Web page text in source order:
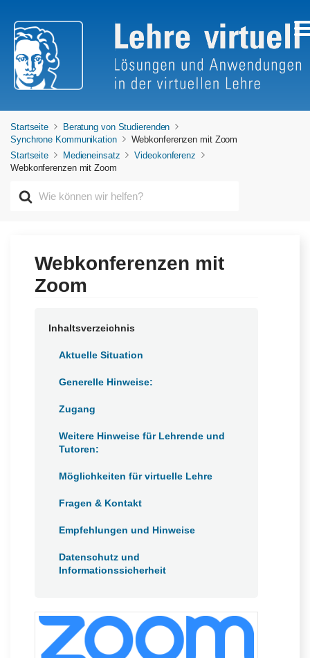
Startseite
Beratung von Studierenden
Synchrone Kommunikation
Webkonferenzen mit Zoom
Startseite
Medieneinsatz
Videokonferenz
Webkonferenzen mit Zoom
Webkonferenzen mit
Zoom
Inhaltsverzeichnis
Aktuelle Situation
Generelle Hinweise:
Zugang
Weitere Hinweise für Lehrende und
Tutoren:
Möglichkeiten für virtuelle Lehre
Fragen & Kontakt
Empfehlungen und Hinweise
Datenschutz und
Informationssicherheit